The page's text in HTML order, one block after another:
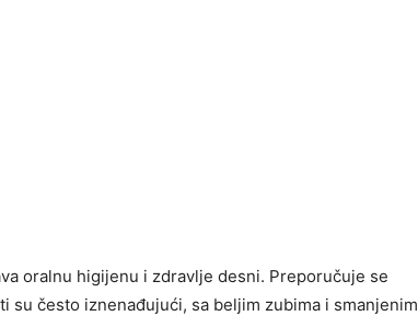
oralnu higijenu i zdravlje desni. Preporučuje se
su često iznenađujući, sa beljim zubima i smanjenim